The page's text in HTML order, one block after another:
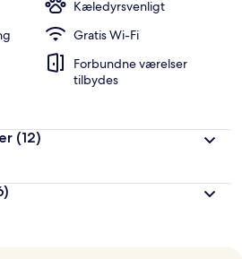
Kæledyrsvenligt
Gratis Wi-Fi
Forbundne værelser
tilbydes
(12)